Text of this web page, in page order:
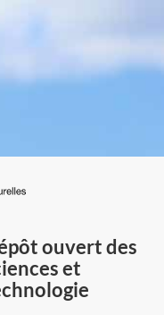
du
Canada
ouvert des
et